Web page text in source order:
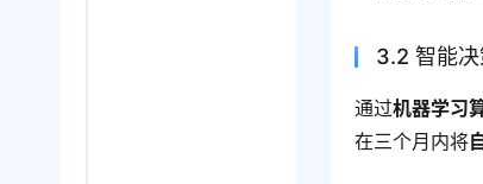
3.2 智能
通过机器学习
在三个月内将